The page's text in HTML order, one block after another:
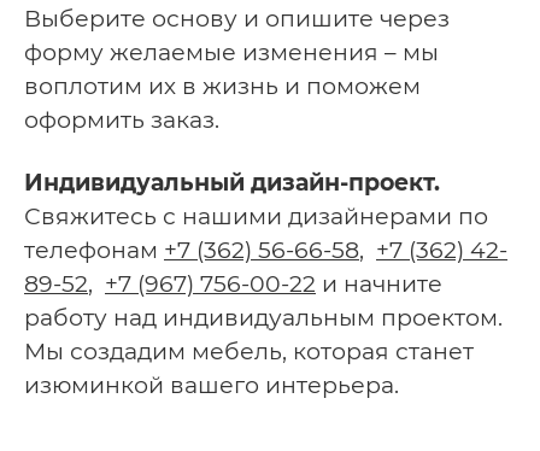
Выберите основу и опишите через
форму желаемые изменения – мы
воплотим их в жизнь и поможем
оформить заказ.
Индивидуальный дизайн-проект.
Свяжитесь с нашими дизайнерами по
телефонам +7 (362) 56-66-58, +7 (362) 42-
89-52, +7 (967) 756-00-22 и начните
работу над индивидуальным проектом.
Мы создадим мебель, которая станет
изюминкой вашего интерьера.